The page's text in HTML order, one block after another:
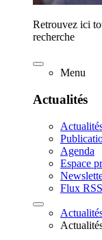
Retrouvez ici
recherche
Menu
Actualités
Agenda
Espace
Flux